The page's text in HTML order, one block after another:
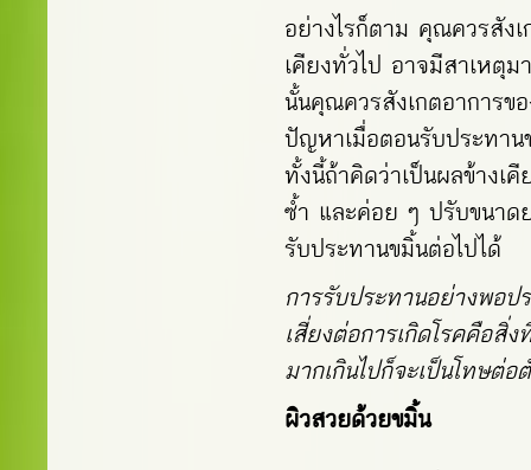
อย่างไรก็ตาม คุณควรสังเ
เคียงทั่วไป อาจมีสาเหตุ
นั้นคุณควรสังเกตอาการข
ปัญหาเมื่อตอนรับประทาน
ทั้งนี้ถ้าคิดว่าเป็นผลข้างเ
ซ้ำ และค่อย ๆ ปรับขนาด
รับประทานขมิ้นต่อไปได้
การรับประทานอย่างพอ
เสี่ยงต่อการเกิดโรคคือสิ่
มากเกินไปก็จะเป็นโทษต่
ผิวสวยด้วยขมิ้น